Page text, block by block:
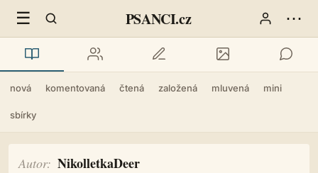
☰ PSANCI.cz ⋯
nová komentovaná čtená založená mluvená mini
sbírky
Autor NikolletkaDeer